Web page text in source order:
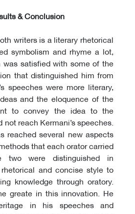
& Conclusion
writers is a literary rhetorical
symbolism and rhyme a lot,
was satisfied with some of the
that distinguished him from
speeches were more literary,
and the eloquence of the
to convey the idea to the
reach Kermani’s speeches.
reached several new aspects
that each orator carried
two were distinguished in
and concise style to
knowledge through oratory.
greate in this innovation. He
in his speeches and